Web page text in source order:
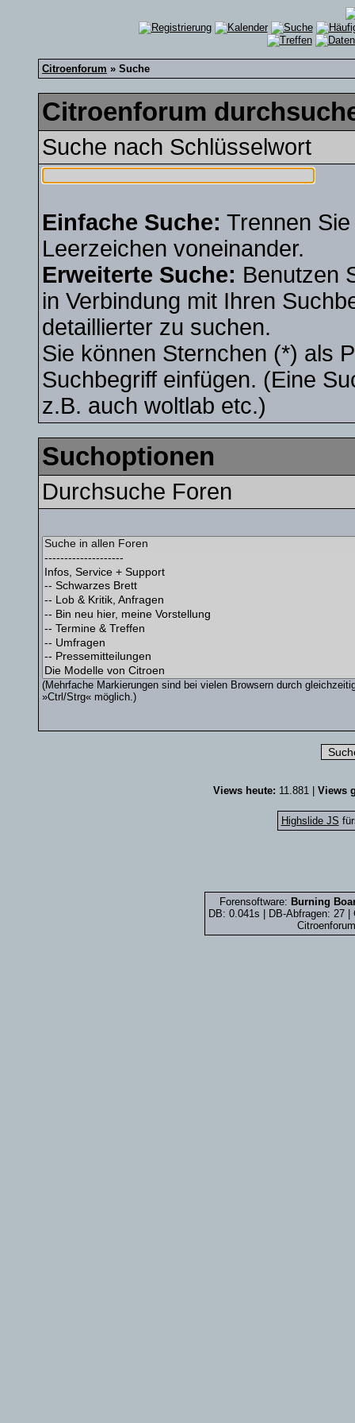
Citroenforum » Suche
Citroenforum
Suche nach Schlüsselwort
Einfache Suche: Trennen
Leerzeichen voneinander.
Erweiterte Suche: Benutzen
in Verbindung mit Ihren
detaillierter zu suchen.
Sie können Sternchen (*) als
Suchbegriff einfügen. (Eine
z.B. auch woltlab etc.)
Suchoptionen
Durchsuche Foren
(Mehrfache Markierungen sind bei vielen Browsern durch
»Ctrl/Strg« möglich.)
Views heute: 11.881 | Views
Highslide JS
Forensoftware: Burning
DB: 0.041s | DB-Abfragen: 27